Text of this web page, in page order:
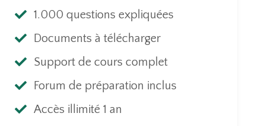
1.000 questions expliquées
Documents à télécharger
Support de cours complet
Forum de préparation inclus
Accès illimité 1 an